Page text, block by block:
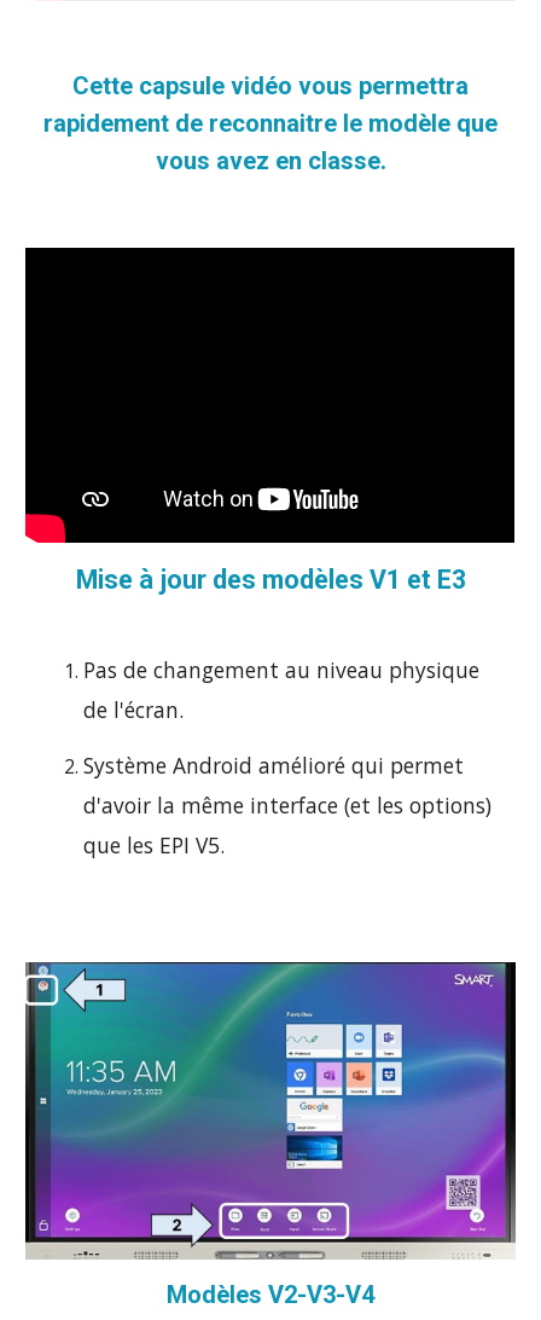
Cette capsule vidéo vous permettra
rapidement de reconnaitre le modèle que
vous avez en classe.
Mise à jour des modèles V1 et E3
Pas de changement au niveau physique
de l'écran.
Système Android amélioré qui permet
d'avoir la même interface (et les options)
que les EPI V5.
Modèles V2-V3-V4